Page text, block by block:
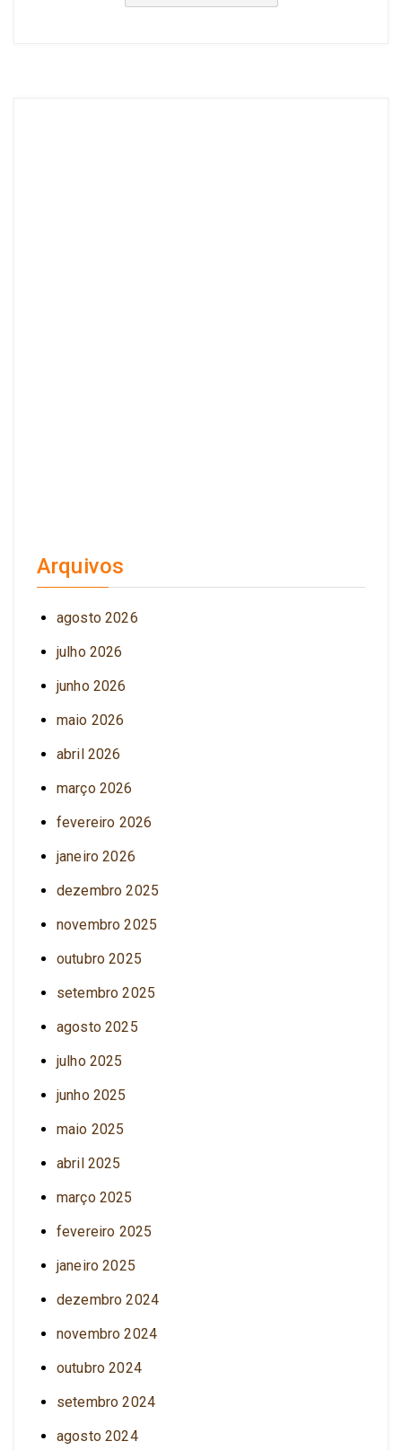
Arquivos
agosto 2026
julho 2026
junho 2026
maio 2026
abril 2026
março 2026
fevereiro 2026
janeiro 2026
dezembro 2025
novembro 2025
outubro 2025
setembro 2025
agosto 2025
julho 2025
junho 2025
maio 2025
abril 2025
março 2025
fevereiro 2025
janeiro 2025
dezembro 2024
novembro 2024
outubro 2024
setembro 2024
agosto 2024